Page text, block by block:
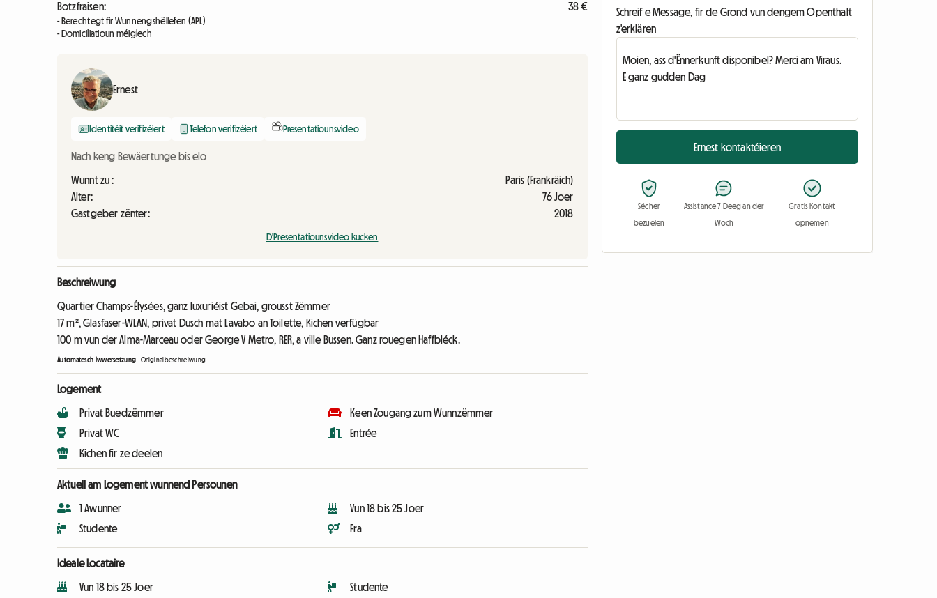
Botzfraisen:
38 €
- Berechtegt fir Wunnengshëllefen (APL)
- Domiciliatioun méiglech
Ernest
Identitéit verifizéiert Telefon verifizéiert Presentatiounsvideo
Nach keng Bewäertunge bis elo
Wunnt zu :
Paris (Frankräich)
Alter:
76 Joer
Gastgeber zënter:
2018
D'Presentatiounsvideo kucken
Beschreiwung
Quartier Champs-Élysées, ganz luxuriéist Gebai, grousst Zëmmer
17 m², Glasfaser-WLAN, privat Dusch mat Lavabo an Toilette, Kichen verfügbar
100 m vun der Alma-Marceau oder George V Metro, RER, a ville Bussen. Ganz rouegen Haffbléck.
Automatesch Iwwersetzung -Originalbeschreiwung
Logement
Privat Buedzëmmer
Privat WC
Kichen fir ze deelen
Keen Zougang zum Wunnzëmmer
Entrée
Aktuell am Logement wunnend Persounen
1 Awunner
Studente
Vun 18 bis 25 Joer
Fra
Ideale Locataire
Vun 18 bis 25 Joer
Studente
Schreif e Message, fir de Grond vun dengem Openthalt
z'erklären
Ernest kontaktéieren
Sécher
bezuelen
Assistance 7 Deeg an der
Woch
Gratis Kontakt
opnemen